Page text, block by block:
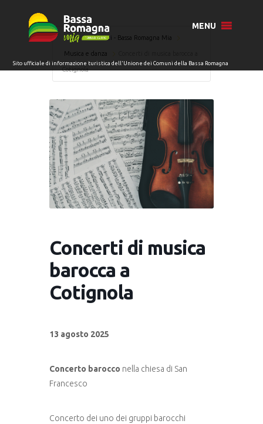
MENU
Home Eventi - Bassa Romagna Mia
Musica e danza
Cotignola
Concerti di musica
barocca a
Cotignola
13 agosto 2025
Concerto barocco nella chiesa di San
Francesco
Concerto dei uno dei gruppi barocchi